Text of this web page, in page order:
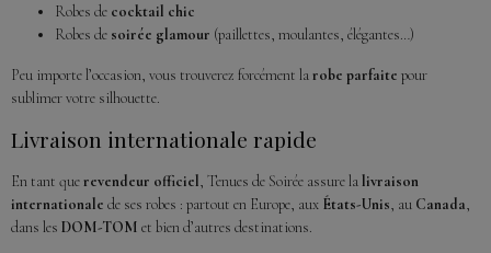
Robes de cocktail chic
Robes de soirée glamour (paillettes, moulantes, élégantes…)
Peu importe l’occasion, vous trouverez forcément larobe parfaite pour
sublimer votre silhouette.
Livraison internationale rapide
En tant querevendeur officiel, Tenues de Soirée assure lalivraison
internationale de ses robes : partout en Europe, aux États-Unis, au Canada,
dans les DOM-TOM et bien d’autres destinations.